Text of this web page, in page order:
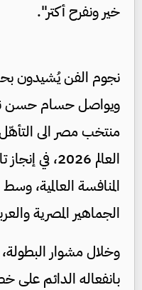
خير ونفرح أكتر".
نجوم الفن يُشيدون
ويواصل حسام حسن
العالم 2026،
المنافسة العالمية،
الجماهير المصرية
وخلال مشوار البطولة،
بانفعاله الدائم